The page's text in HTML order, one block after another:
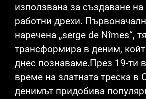
използвана за създаване на
работни дрехи.
наречена „serge de Nîmes“,
трансформира в деним,
днес познаваме.През 19-ти
време на златната треска в
денимът придобива